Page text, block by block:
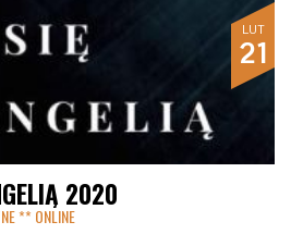
LUT
21
2020
** ONLINE